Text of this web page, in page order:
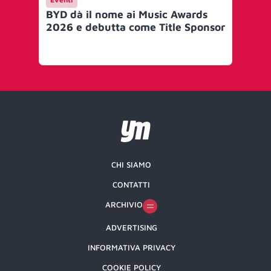
BYD dà il nome ai Music Awards
2026 e debutta come Title Sponsor
CHI SIAMO
CONTATTI
ARCHIVIO
ADVERTISING
INFORMATIVA PRIVACY
COOKIE POLICY